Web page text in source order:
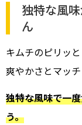
独特な風
ん
キムチのピリッ
爽やかさとマッチ
独特な風味で一
う。